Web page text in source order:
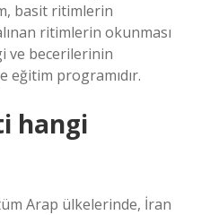
basit ritimlerin
ritimlerin okunması
ve becerilerinin
eğitim programıdır.
hangi
Arap ülkelerinde, İran